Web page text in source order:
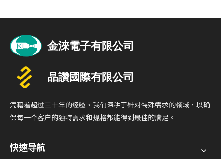
线芯材质:同轴镀银线芯 (高导
外被材质:48锭高密度精密编织
,5000次抗弯折
凭藉着超过三十年的经验，我们深耕于针对特殊需求的领域，以确
保每一个客户的独特需求和规格都能得到最佳的满足。
快速导航